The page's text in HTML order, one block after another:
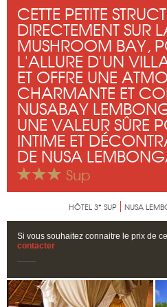
CETTE PETITE
DIRECTEMENT SUR
MUSHROOM BAY,
L'ALLURE D'UN
ET OFFRE UNE
CHARMANTE ET
NUSABAY
UNE VALEUR SÛRE
INTIME ET
DE NUSA
Sup
HÔTEL 3* SUP NUSA
Si vous souhaitez connaitre le prix de
contacter